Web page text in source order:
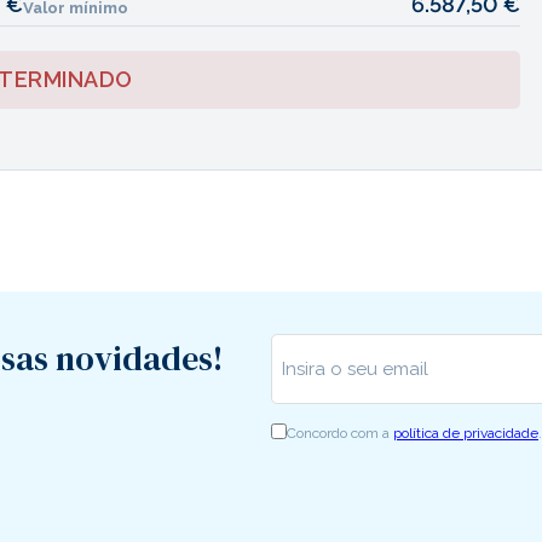
Valor mínimo
novidades!
RGPD *
Concordo com a política de privacidade.